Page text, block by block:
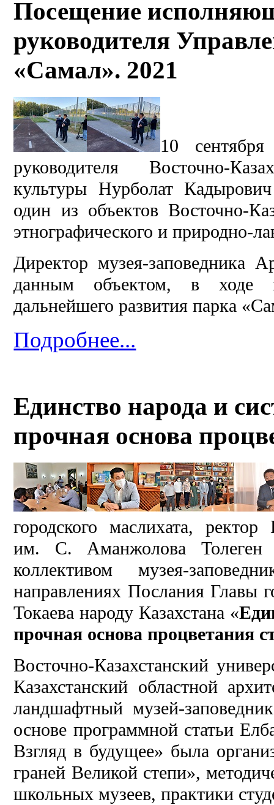
Посещение
руководителя
«Самал». 2021
10
руководителя Восточно-
культуры Нурболат
один из объектов Восточно-
этнографического и природно-
Директор музея-заповедника
данным объектом, в ходе
дальнейшего развития парка
Подробнее...
Единство народа и
прочная основа
городского маслихата, ректор
им. С. Аманжолова Толеген
коллективом музея-
направлениях Послания Главы
Токаева народу Казахстана «
прочная основа процветания
Восточно-Казахстанский
Казахстанский областной
ландшафтный музей-
основе программной статьи
Взгляд в будущее» была
граней Великой степи»,
школьных музеев, практики